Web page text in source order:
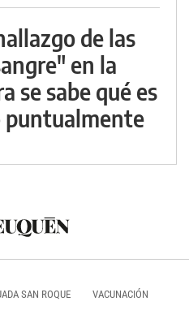
de las
en la
se sabe qué es
puntualmente
SAN ROQUE VACUNACIÓN